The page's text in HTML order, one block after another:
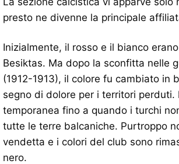
presto ne divenne la principale
Inizialmente, il rosso e il bianco
Besiktas. Ma dopo la sconfitta nelle
(1912-1913), il colore fu cambiato in
segno di dolore per i territori perduti.
temporanea fino a quando i turchi
tutte le terre balcaniche. Purtroppo
vendetta e i colori del club sono
nero.